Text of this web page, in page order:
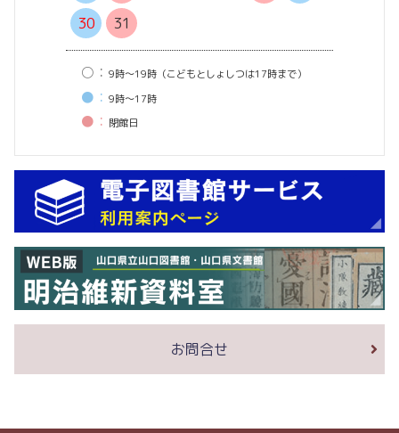
30
31
○： 9時〜19時（こどもとしょしつは17時まで）
●： 9時〜17時
●： 閉館⽇
お問合せ